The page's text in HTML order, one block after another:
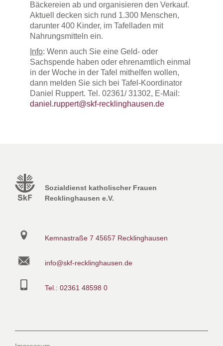
Bäckereien ab und organisieren den Verkauf.
Aktuell decken sich rund 1.300 Menschen,
darunter 400 Kinder, im Tafelladen mit
Nahrungsmitteln ein.
Info: Wenn auch Sie eine Geld- oder
Sachspende haben oder ehrenamtlich einmal
in der Woche in der Tafel mithelfen wollen,
dann melden Sie sich bei Tafel-Koordinator
Daniel Ruppert. Tel. 02361/ 31302, E-Mail:
daniel.ruppert@skf-recklinghausen.de
Sozialdienst katholischer Frauen
Recklinghausen e.V.
Kemnastraße 7 45657 Recklinghausen
info@skf-recklinghausen.de
Tel.: 02361 48598 0